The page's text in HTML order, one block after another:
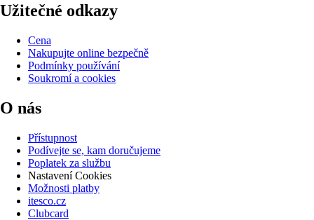
Užitečné odkazy
Cena
Nakupujte online bezpečně
Podmínky používání
Soukromí a cookies
O nás
Přístupnost
Podívejte se, kam doručujeme
Poplatek za službu
Nastavení Cookies
Možnosti platby
itesco.cz
Clubcard